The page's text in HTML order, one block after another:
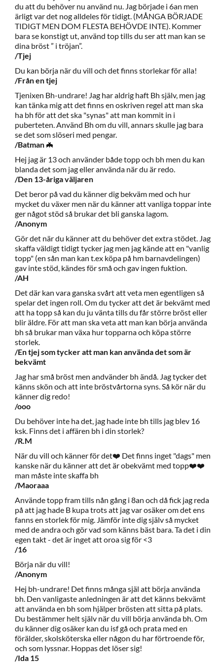
du att du behöver nu använd nu. Jag började i 6an men
ärligt var det nog alldeles för tidigt. (MÅNGA BÖRJADE
TIDIGT MEN DOM FLESTA BEHÖVDE INTE). Kommer
bara se konstigt ut, använd top tills du ser att man kan se
dina bröst ” i tröjan”.
/Tjej
Du kan börja när du vill och det finns storlekar för alla!
/Från en tjej
Tjenixen Bh-undrare! Jag har aldrig haft Bh själv, men jag
kan tänka mig att det finns en oskriven regel att man ska
ha bh för att det ska "synas" att man kommit in i
puberteten. Använd Bh om du vill, annars skulle jag bara
se det som slöseri med pengar.
/Batman 🦇
Hej jag är 13 och använder både topp och bh men du kan
blanda det som jag eller använda när du är redo.
/Den 13-åriga väljaren
Det beror på vad du känner dig bekväm med och hur
mycket du växer men när du känner att vanliga toppar inte
ger något stöd så brukar det bli ganska lagom.
/Anonym
Gör det när du känner att du behöver det extra stödet. Jag
skaffa väldigt tidigt tycker jag men jag kände att en "vanlig
topp" (en sån man kan t.ex köpa på hm barnavdelingen)
gav inte stöd, kändes för små och gav ingen fuktion.
/AH
Det där kan vara ganska svårt att veta men egentligen så
spelar det ingen roll. Om du tycker att det är bekvämt med
att ha topp så kan du ju vänta tills du får större bröst eller
blir äldre. För att man ska veta att man kan börja använda
bh så brukar man växa hur topparna och köpa större
storlek.
/En tjej som tycker att man kan använda det som är
bekvämt
Jag har små bröst men andvänder bh ändå. Jag tycker det
känns skön och att inte bröstvårtorna syns. Så kör när du
känner dig redo!
/ooo
Du behöver inte ha det, jag hade inte bh tills jag blev 16
ksk. Finns det i affären bh i din storlek?
/R.M
När du vill och känner för det❤️ Det finns inget "dags" men
kanske när du känner att det är obekvämt med topp❤️❤️
man måste inte skaffa bh
/Maoraaa
Använde topp fram tills nån gång i 8an och då fick jag reda
på att jag hade B kupa trots att jag var osäker om det ens
fanns en storlek för mig. Jämför inte dig själv så mycket
med de andra och gör vad som känns bäst bara. Ta det i din
egen takt - det är inget att oroa sig för <3
/16
Börja när du vill!
/Anonym
Hej bh-undrare! Det finns många själ att börja använda
bh. Den vanligaste anledningen är att det känns bekvämt
att använda en bh som hjälper brösten att sitta på plats.
Du bestämmer helt själv när du vill börja använda bh. Om
du känner dig osäker kan du isf gå och prata med en
förälder, skolsköterska eller någon du har förtroende för,
och som lyssnar. Hoppas det löser sig!
/Ida 15